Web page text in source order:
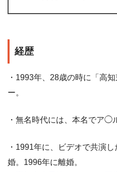
経歴
・1993年、28歳の時に「高
ー。
・無名時代には、本名でア◯
・1991年に、ビデオで共演
婚。1996年に離婚。